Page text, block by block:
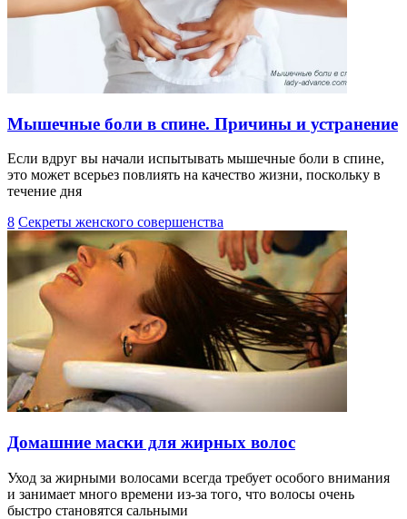
Мышечные боли в спине. Причины и устранение
Если вдруг вы начали испытывать мышечные боли в спине,
это может всерьез повлиять на качество жизни, поскольку в
течение дня
8 Секреты женского совершенства
Домашние маски для жирных волос
Уход за жирными волосами всегда требует особого внимания
и занимает много времени из-за того, что волосы очень
быстро становятся сальными